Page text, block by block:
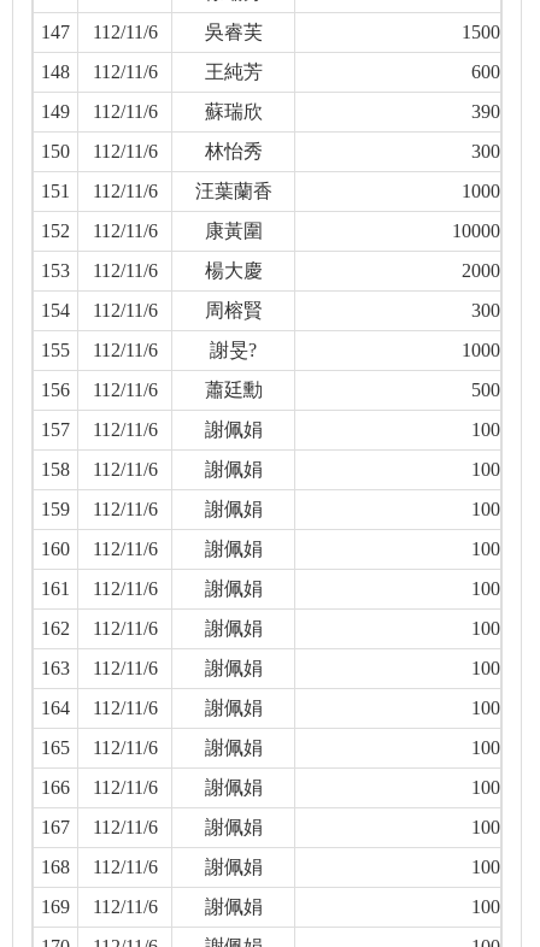
147
112/11/6 吳睿芙
1500
148
112/11/6 王純芳
600
149
112/11/6 蘇瑞欣
390
150
112/11/6 林怡秀
300
151
112/11/6 汪葉蘭香
1000
152
112/11/6 康黃圍
10000
153
112/11/6 楊大慶
2000
154
112/11/6 周榕賢
300
155
112/11/6 謝旻?
1000
156
112/11/6 蕭廷勳
500
157
112/11/6 謝佩娟
100
158
112/11/6 謝佩娟
100
159
112/11/6 謝佩娟
100
160
112/11/6 謝佩娟
100
161
112/11/6 謝佩娟
100
162
112/11/6 謝佩娟
100
163
112/11/6 謝佩娟
100
164
112/11/6 謝佩娟
100
165
112/11/6 謝佩娟
100
166
112/11/6 謝佩娟
100
167
112/11/6 謝佩娟
100
168
112/11/6 謝佩娟
100
169
112/11/6 謝佩娟
100